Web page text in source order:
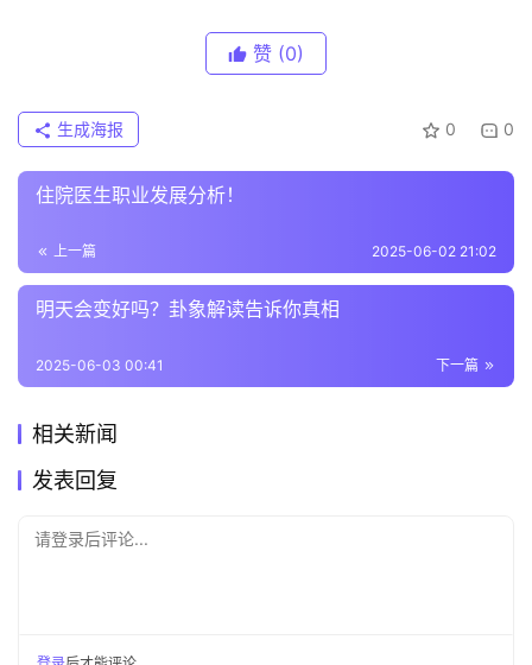
赞 (0)
0 0
生成海报
住院医生职业发展分析！
上一篇 2025-06-02 21:02
明天会变好吗？卦象解读告诉你真相
下一篇
2025-06-03 00:41
相关新闻
发表回复
请登录后评论...